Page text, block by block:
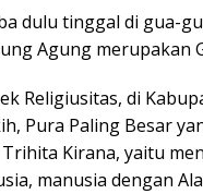
dulu tinggal di gua-
Agung merupakan
Religiusitas, di
Pura Paling Besar
Kirana, yaitu
manusia dengan